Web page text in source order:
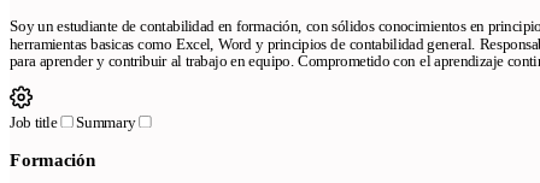
Soy un estudiante de contabilidad en formación, con sólidos conocimientos en
herramientas basicas como Excel, Word y principios de contabilidad general.
para aprender y contribuir al trabajo en equipo. Comprometido con el aprendizaje
Job title Summary
Formación